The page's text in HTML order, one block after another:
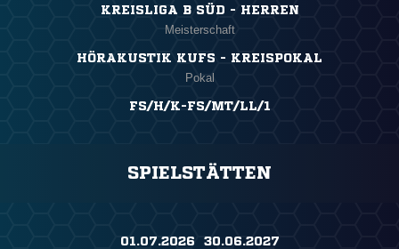
KREISLIGA B SÜD - HERREN
Meisterschaft
HÖRAKUSTIK KUFS - KREISPOKAL
Pokal
FS/H/K-FS/MT/LL/1
SPIELSTÄTTEN
01.07.2026 ​ 30.06.2027